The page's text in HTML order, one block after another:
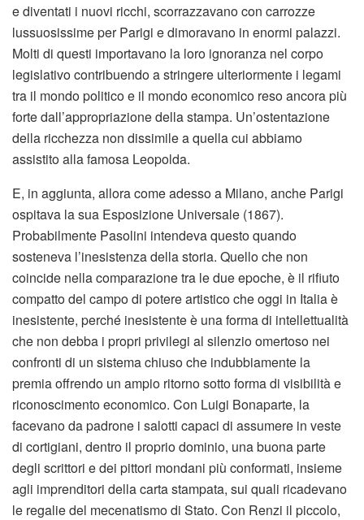
e diventati i nuovi ricchi, scorrazzavano con carrozze
lussuosissime per Parigi e dimoravano in enormi palazzi.
Molti di questi importavano la loro ignoranza nel corpo
legislativo contribuendo a stringere ulteriormente i legami
tra il mondo politico e il mondo economico reso ancora più
forte dall’appropriazione della stampa. Un’ostentazione
della ricchezza non dissimile a quella cui abbiamo
assistito alla famosa Leopolda.
E, in aggiunta, allora come adesso a Milano, anche Parigi
ospitava la sua Esposizione Universale (1867).
Probabilmente Pasolini intendeva questo quando
sosteneva l’inesistenza della storia. Quello che non
coincide nella comparazione tra le due epoche, è il rifiuto
compatto del campo di potere artistico che oggi in Italia è
inesistente, perché inesistente è una forma di intellettualità
che non debba i propri privilegi al silenzio omertoso nei
confronti di un sistema chiuso che indubbiamente la
premia offrendo un ampio ritorno sotto forma di visibilità e
riconoscimento economico. Con Luigi Bonaparte, la
facevano da padrone i salotti capaci di assumere in veste
di cortigiani, dentro il proprio dominio, una buona parte
degli scrittori e dei pittori mondani più conformati, insieme
agli imprenditori della carta stampata, sui quali ricadevano
le regalie del mecenatismo di Stato. Con Renzi il piccolo,